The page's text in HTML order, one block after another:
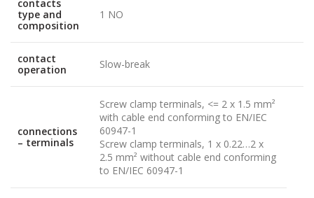
contacts
type and
composition
1 NO
contact
operation
Slow-break
connections
– terminals
Screw clamp terminals, <= 2 x 1.5 mm²
with cable end conforming to EN/IEC
60947-1
Screw clamp terminals, 1 x 0.22…2 x
2.5 mm² without cable end conforming
to EN/IEC 60947-1